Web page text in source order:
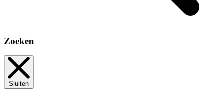
Zoeken
Sluiten